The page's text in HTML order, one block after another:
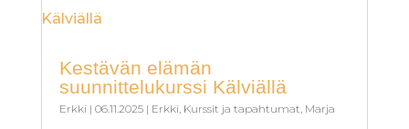
Kestävän elämän
suunnittelukurssi Kälviällä
Erkki | 06.11.2025| Erkki, Kurssit ja tapahtumat, Marja